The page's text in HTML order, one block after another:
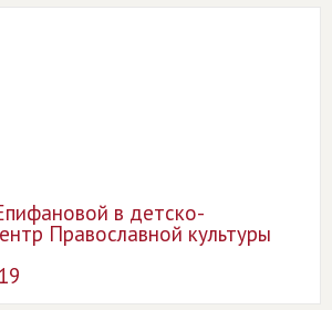
в детско-
Православной культуры